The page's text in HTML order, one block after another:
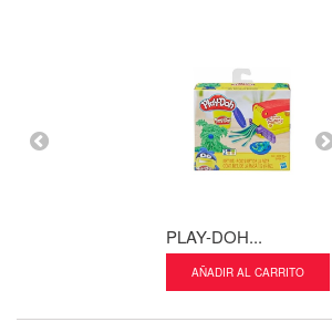
PLAY-DOH...
AÑADIR AL CARRITO